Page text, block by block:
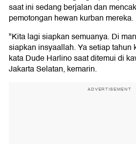
saat ini sedang berjalan dan
pemotongan hewan kurban mereka.
"Kita lagi siapkan semuanya. Di
siapkan insyaallah. Ya setiap tahun
kata Dude Harlino saat ditemui di
Jakarta Selatan, kemarin.
ADVERTISEMENT